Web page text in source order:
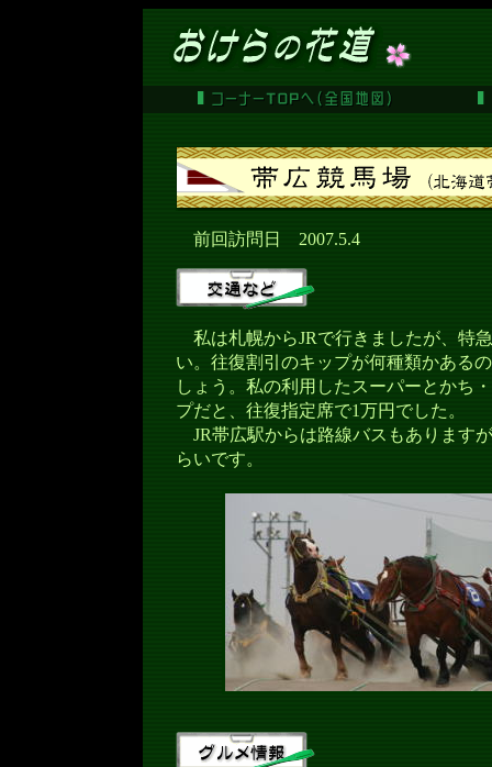
前回訪問日 2007.5.4
私は札幌からJRで行きましたが、特
い。往復割引のキップが何種類かある
しょう。私の利用したスーパーとかち
プだと、往復指定席で1万円でした。
JR帯広駅からは路線バスもあります
らいです。